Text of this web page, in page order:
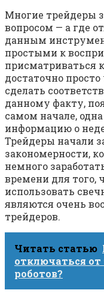
Многие трейдеры
вопросом — а где
данным
простыми к
присматриваться
достаточно
сделать
данному факту,
самом начале,
информацию о
Трейдеры начали
закономерности,
немного
времени для того,
использовать
являются очень
трейдеров.
Читать статью
отключаться
роботов?